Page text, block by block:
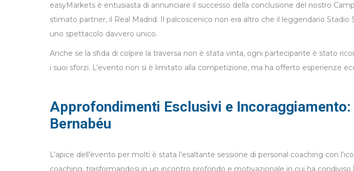
easyMarkets è entusiasta di annunciare il successo della conclusione del nostro
stimato partner, il Real Madrid. Il palcoscenico non era altro che il leggendario
uno spettacolo davvero unico.
Anche se la sfida di colpire la traversa non è stata vinta, ogni partecipante è stato
i suoi sforzi. L’evento non si è limitato alla competizione, ma ha offerto esperienze
Approfondimenti Esclusivi e
Bernabéu
L’apice dell’evento per molti è stata l’esaltante sessione di personal coaching con
coaching, trasformandosi in un incontro profondo e motivazionale in cui ha